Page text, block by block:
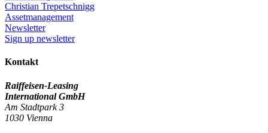
Christian Trepetschnigg
Assetmanagement
Newsletter
Sign up newsletter
Kontakt
Raiffeisen-Leasing
International GmbH
Am Stadtpark 3
1030 Vienna